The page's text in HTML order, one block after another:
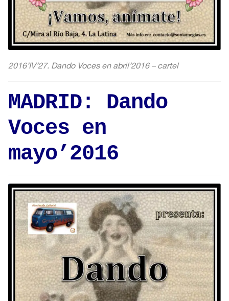
2016’IV’27. Dando Voces en abril’2016 – cartel
MADRID: Dando
Voces en
mayo’2016